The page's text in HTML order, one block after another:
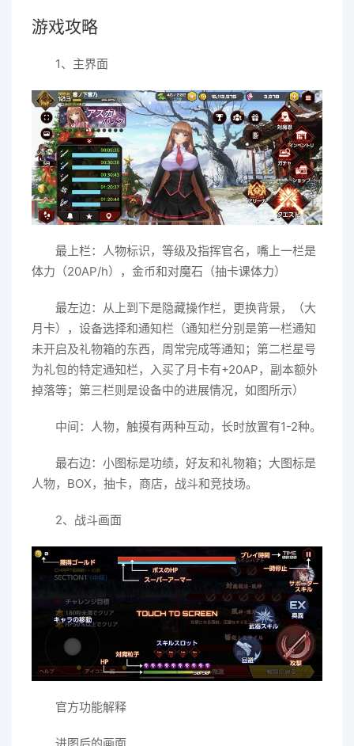
游戏攻略
1、主界面
最上栏：人物标识，等级及指挥官名，嘴上一栏是
体力（20AP/h），金币和对魔石（抽卡课体力）
最左边：从上到下是隐藏操作栏，更换背景，（大
月卡），设备选择和通知栏（通知栏分别是第一栏通知
未开启及礼物箱的东西，周常完成等通知；第二栏星号
为礼包的特定通知栏，入买了月卡有+20AP，副本额外
掉落等；第三栏则是设备中的进展情况，如图所示）
中间：人物，触摸有两种互动，长时放置有1-2种。
最右边：小图标是功绩，好友和礼物箱；大图标是
人物，BOX，抽卡，商店，战斗和竞技场。
2、战斗画面
官方功能解释